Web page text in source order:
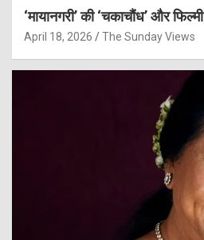
‘मायानगरी’ की ‘चकाचौंध’ और
April 18, 2026 The Sunday Views